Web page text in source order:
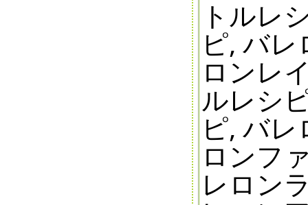
トルレ
ピ, バ
ロンレ
ルレシ
ピ, バ
ロンフ
レロン